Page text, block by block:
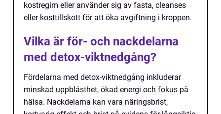
kostregim eller använder sig av fasta, cleanses
eller kosttillskott för att öka avgiftning i kroppen.
Vilka är för- och nackdelarna
med detox-viktnedgång?
Fördelarna med detox-viktnedgång inkluderar
minskad uppblåsthet, ökad energi och fokus på
hälsa. Nackdelarna kan vara näringsbrist,